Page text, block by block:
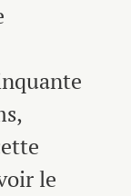
le